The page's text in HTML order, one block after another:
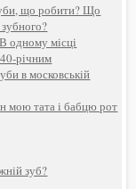
що робити? Що
одному місці
річним
в московській
мою тата і бабцю рот
зуб?